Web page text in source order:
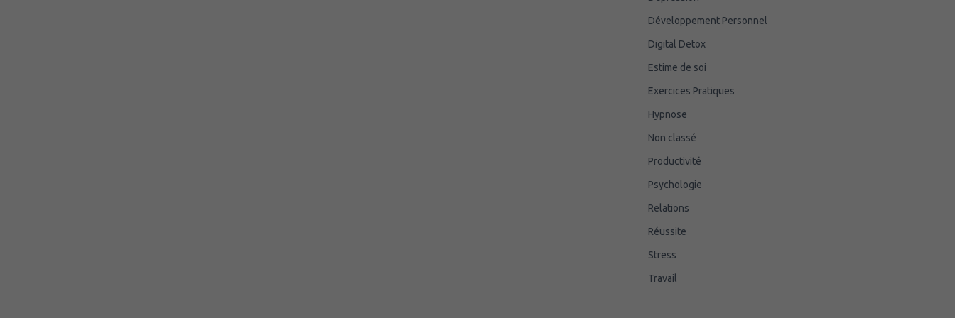
Développement Personnel
Digital Detox
Estime de soi
Exercices Pratiques
Hypnose
Non classé
Productivité
Psychologie
Relations
Réussite
Stress
Travail